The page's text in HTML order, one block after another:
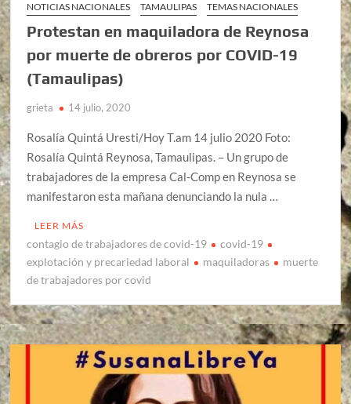
NOTICIAS NACIONALES
TAMAULIPAS TEMAS NACIONALES
Protestan en maquiladora de Reynosa
por muerte de obreros por COVID-19
(Tamaulipas)
grieta 14 julio, 2020
Rosalía Quintá Uresti/Hoy T.am 14 julio 2020 Foto:
Rosalía Quintá Reynosa, Tamaulipas. – Un grupo de
trabajadores de la empresa Cal-Comp en Reynosa se
manifestaron esta mañana denunciando la nula …
LEER MÁS
contagio de trabajadores de covid-19
covid-19
explotación y precariedad laboral
maquiladoras
muerte
de trabajadores por covid